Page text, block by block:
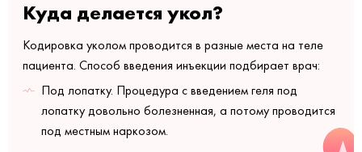
Куда делается укол?
Кодировка уколом проводится в разные места на теле
пациента. Способ введения инъекции подбирает врач:
Под лопатку. Процедура с введением геля под
лопатку довольно болезненная, а потому проводится
под местным наркозом.